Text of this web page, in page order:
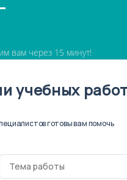
вам через 15 минут!
учебных работ
готовы вам помочь